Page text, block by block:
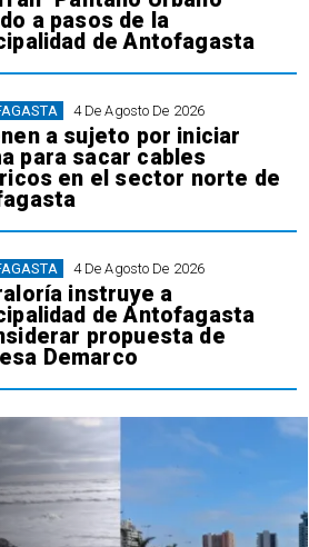
a pasos de la
de Antofagasta
4 De Agosto De 2026
a sujeto por iniciar
para sacar cables
en el sector norte de
4 De Agosto De 2026
instruye a
de Antofagasta
propuesta de
Demarco